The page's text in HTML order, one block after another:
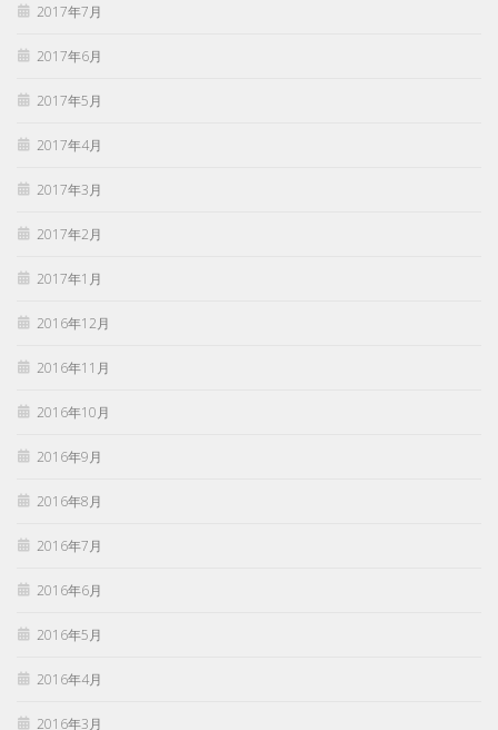
2017年7月
2017年6月
2017年5月
2017年4月
2017年3月
2017年2月
2017年1月
2016年12月
2016年11月
2016年10月
2016年9月
2016年8月
2016年7月
2016年6月
2016年5月
2016年4月
2016年3月